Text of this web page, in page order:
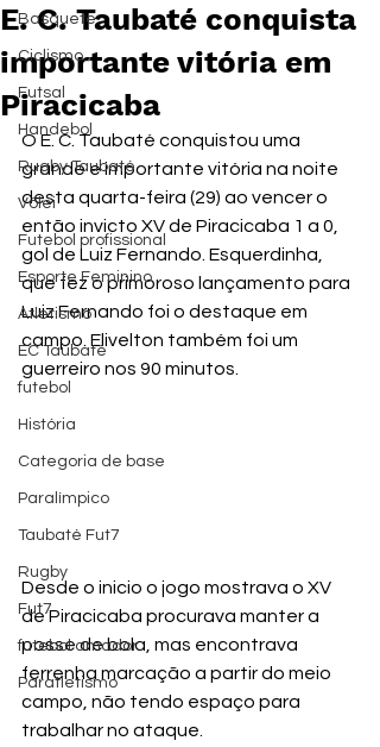
Basquete
Ciclismo
Futsal
Handebol
Rugby Taubaté
Vôlei
Futebol profissional
Esporte Feminino
Atletismo
EC Taubaté
futebol
História
Categoria de base
Paralímpico
Taubaté Fut7
Rugby
Fut7
futebol amador
Paratletismo
E. C. Taubaté conquista
importante vitória em
Piracicaba
O E. C. Taubaté conquistou uma
grande e importante vitória na noite
desta quarta-feira (29) ao vencer o
então invicto XV de Piracicaba 1 a 0,
gol de Luiz Fernando. Esquerdinha,
que fez o primoroso lançamento para
Luiz Fernando foi o destaque em
campo. Elivelton também foi um
guerreiro nos 90 minutos.
Desde o inicio o jogo mostrava o XV
de Piracicaba procurava manter a
posse de bola, mas encontrava
ferrenha marcação a partir do meio
campo, não tendo espaço para
trabalhar no ataque.